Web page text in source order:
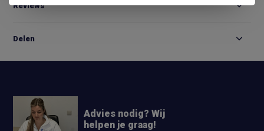
Reviews
Delen
Advies nodig? Wij
helpen je graag!